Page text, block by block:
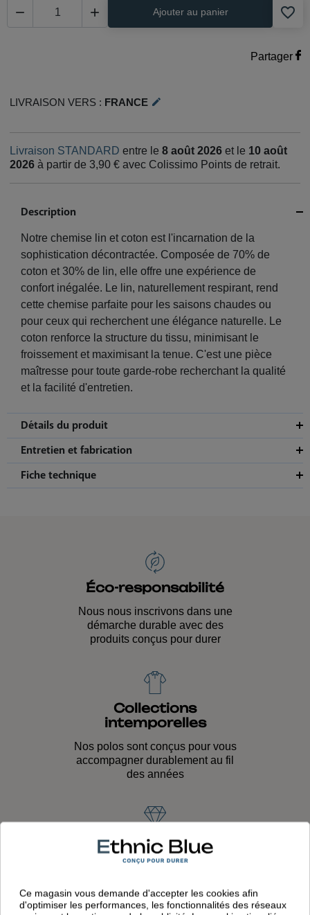
  Ajouter au panier favorite_border
Partager
Livraison vers : France edit
Livraison STANDARD entre le 8 août 2026 et le 10 août
2026 à partir de 3,90 € avec Colissimo Points de retrait.
Description
Notre chemise lin et coton est l'incarnation de la
sophistication décontractée. Composée de 70% de
coton et 30% de lin, elle offre une expérience de
confort inégalée. Le lin, naturellement respirant, rend
cette chemise parfaite pour les saisons chaudes ou
pour ceux qui recherchent une élégance naturelle. Le
coton renforce la structure du tissu, minimisant le
froissement et maximisant la tenue. C'est une pièce
maîtresse pour toute garde-robe recherchant la qualité
et la facilité d'entretien.
Détails du produit
Entretien et fabrication
Fiche technique
Éco-responsabilité
Nous nous inscrivons dans une
démarche durable avec des
produits conçus pour durer
Collections
intemporelles
Nos polos sont conçus pour vous
accompagner durablement au fil
des années
Qualité de fabrication
Savoir-faire unique transmis de
durable
Ce magasin vous demande d'accepter les cookies afin
d'optimiser les performances, les fonctionnalités des réseaux